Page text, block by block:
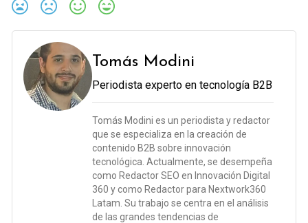
Tomás Modini
Periodista experto en tecnología B2B
Tomás Modini es un periodista y redactor
que se especializa en la creación de
contenido B2B sobre innovación
tecnológica. Actualmente, se desempeña
como Redactor SEO en Innovación Digital
360 y como Redactor para Nextwork360
Latam. Su trabajo se centra en el análisis
de las grandes tendencias de